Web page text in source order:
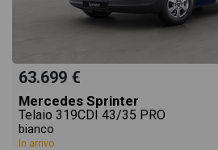
63.699 €
Mercedes Sprinter
Telaio 319CDI 43/35 PRO
bianco
In arrivo